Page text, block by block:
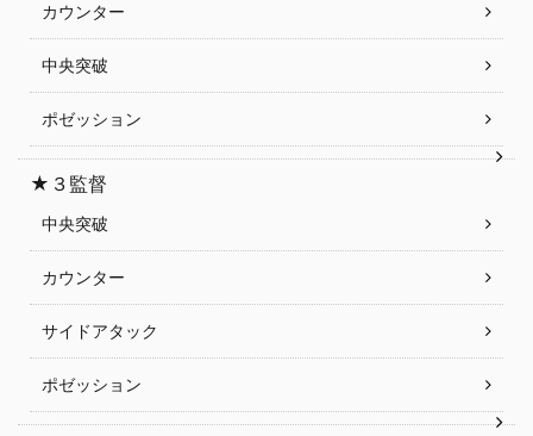
カウンター
中央突破
ポゼッション
★３監督
中央突破
カウンター
サイドアタック
ポゼッション